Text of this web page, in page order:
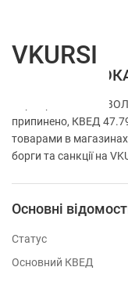
ФОП
Перевірка ФОП
припинено, КВЕД
товарами в
борги та санкції на
Основні
Статус
Основний КВЕД
VKURSI